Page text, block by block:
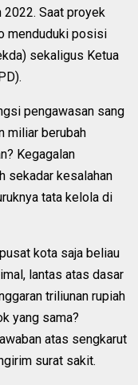
2022. Saat proyek
menduduki posisi
sekaligus Ketua
pengawasan sang
miliar berubah
Kegagalan
sekadar kesalahan
tata kelola di
kota saja beliau
lantas atas dasar
triliunan rupiah
yang sama?
atas sengkarut
surat sakit.